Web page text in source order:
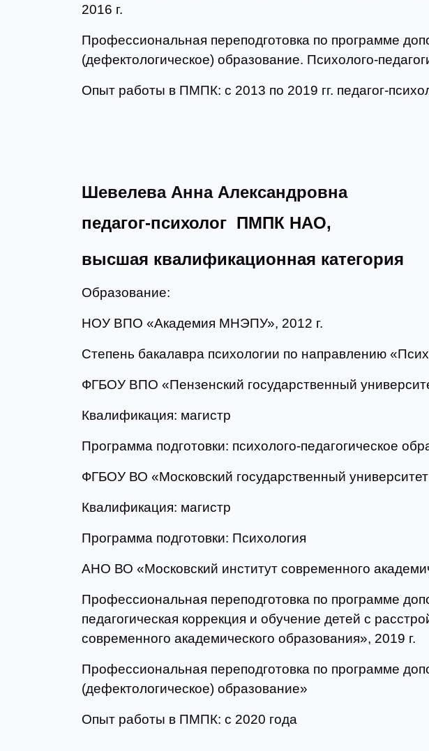
2016 г.
Профессиональная переподготовка по программе
(дефектологическое) образование. Психолого-
Опыт работы в ПМПК: с 2013 по 2019 гг. педагог-
Шевелева Анна Александровна
педагог-психолог ПМПК НАО,
высшая квалификационная категория
Образование:
НОУ ВПО «Академия МНЭПУ», 2012 г.
Степень бакалавра психологии по направлению
ФГБОУ ВПО «Пензенский государственный
Квалификация: магистр
Программа подготовки: психолого-педагогическое
ФГБОУ ВО «Московский государственный
Квалификация: магистр
Программа подготовки: Психология
АНО ВО «Московский институт современного
Профессиональная переподготовка по программе
педагогическая коррекция и обучение детей с
современного академического образования», 2019 г.
Профессиональная переподготовка по программе
(дефектологическое) образование»
Опыт работы в ПМПК: с 2020 года